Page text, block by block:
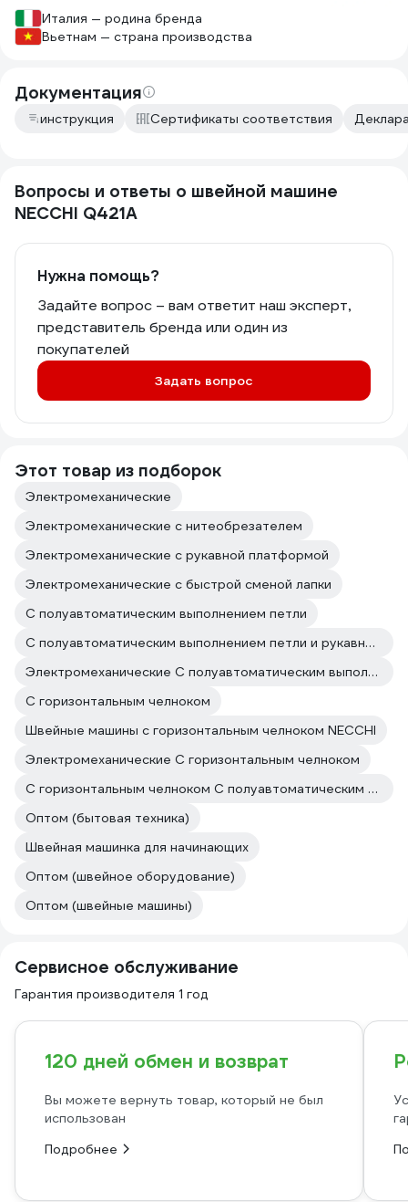
Италия — родина бренда
Вьетнам — страна производства
Документация
инструкция Сертификаты соответствия
Вопросы и ответы о швейной машине
NECCHI Q421A
Нужна помощь?
Задайте вопрос – вам ответит наш эксперт,
представитель бренда или один из
покупателей
Задать вопрос
Этот товар из подборок
Электромеханические
Электромеханические с нитеобрезателем
Электромеханические с рукавной платформой
Электромеханические с быстрой сменой лапки
С полуавтоматическим выполнением петли
С полуавтоматическим выполнением петли и рукавной платформой
Электромеханические С полуавтоматическим выполнением петли
С горизонтальным челноком
Швейные машины с горизонтальным челноком NECCHI
Электромеханические С горизонтальным челноком
С горизонтальным челноком С полуавтоматическим выполнением петли
Оптом (бытовая техника)
Швейная машинка для начинающих
Оптом (швейное оборудование)
Оптом (швейные машины)
Сервисное обслуживание
Гарантия производителя 1 год
120 дней обмен и возврат
Вы можете вернуть товар, который не был
использован
Подробнее